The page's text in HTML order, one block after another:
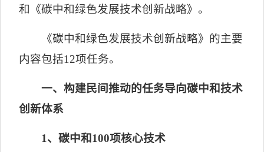
和《碳中和绿色发展技术创新战略》。
《碳中和绿色发展技术创新战略》的主要
内容包括12项任务。
一、构建民间推动的任务导向碳中和技术
创新体系
1、碳中和100项核心技术